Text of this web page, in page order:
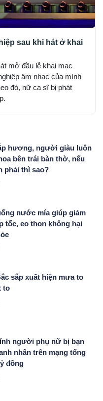
sau khi hát ở khai
mở đầu lễ khai mạc
âm nhạc của mình
đó, nữ ca sĩ bị phát
hương, người giàu luôn
bên trái bàn thờ, nếu
phải thì sao?
nước mía giúp giảm
tốc, eo thon không hại
sắp xuất hiện mưa to
to
người phụ nữ bị bạn
nhân trên mạng tống
đồng